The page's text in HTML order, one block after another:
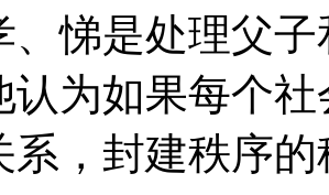
、悌是处理父
认为如果每个
系，封建秩序